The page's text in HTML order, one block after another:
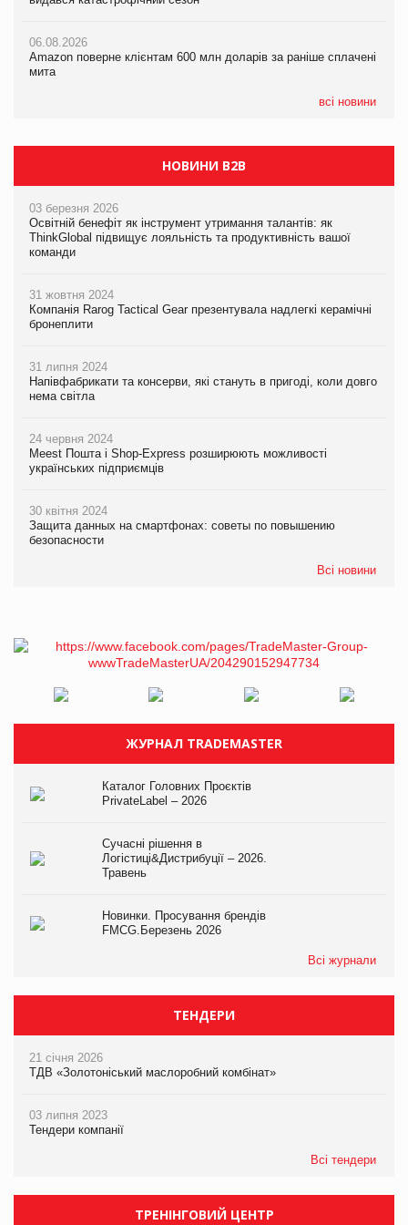
06.08.2026
Amazon поверне клієнтам 600 млн доларів за раніше сплачені
мита
всі новини
06.08.2026
Amazon поверне клієнтам 600 млн доларів за раніше сплачені
мита
05.08.2026
У Євросоюзі набули чинності нові правила щодо штучного
інтелекту
НОВИНИ B2B
03 березня 2026
Освітній бенефіт як інструмент утримання талантів: як
ThinkGlobal підвищує лояльність та продуктивність вашої
команди
31 жовтня 2024
Компанія Rarog Tactical Gear презентувала надлегкі керамічні
бронеплити
31 липня 2024
Напівфабрикати та консерви, які стануть в пригоді, коли довго
нема світла
24 червня 2024
Meest Пошта і Shop-Express розширюють можливості
українських підприємців
30 квітня 2024
Защита данных на смартфонах: советы по повышению
безопасности
Всі новини
ЖУРНАЛ TRADEMASTER
Каталог Головних Проєктів
PrivateLabel – 2026
Сучасні рішення в
Логістиці&Дистрибуції – 2026.
Травень
Новинки. Просування брендів
FMCG.Березень 2026
Всі журнали
ТЕНДЕРИ
21 січня 2026
ТДВ «Золотоніський маслоробний комбінат»
03 липня 2023
Тендери компанії
Всі тендери
ТРЕНІНГОВИЙ ЦЕНТР